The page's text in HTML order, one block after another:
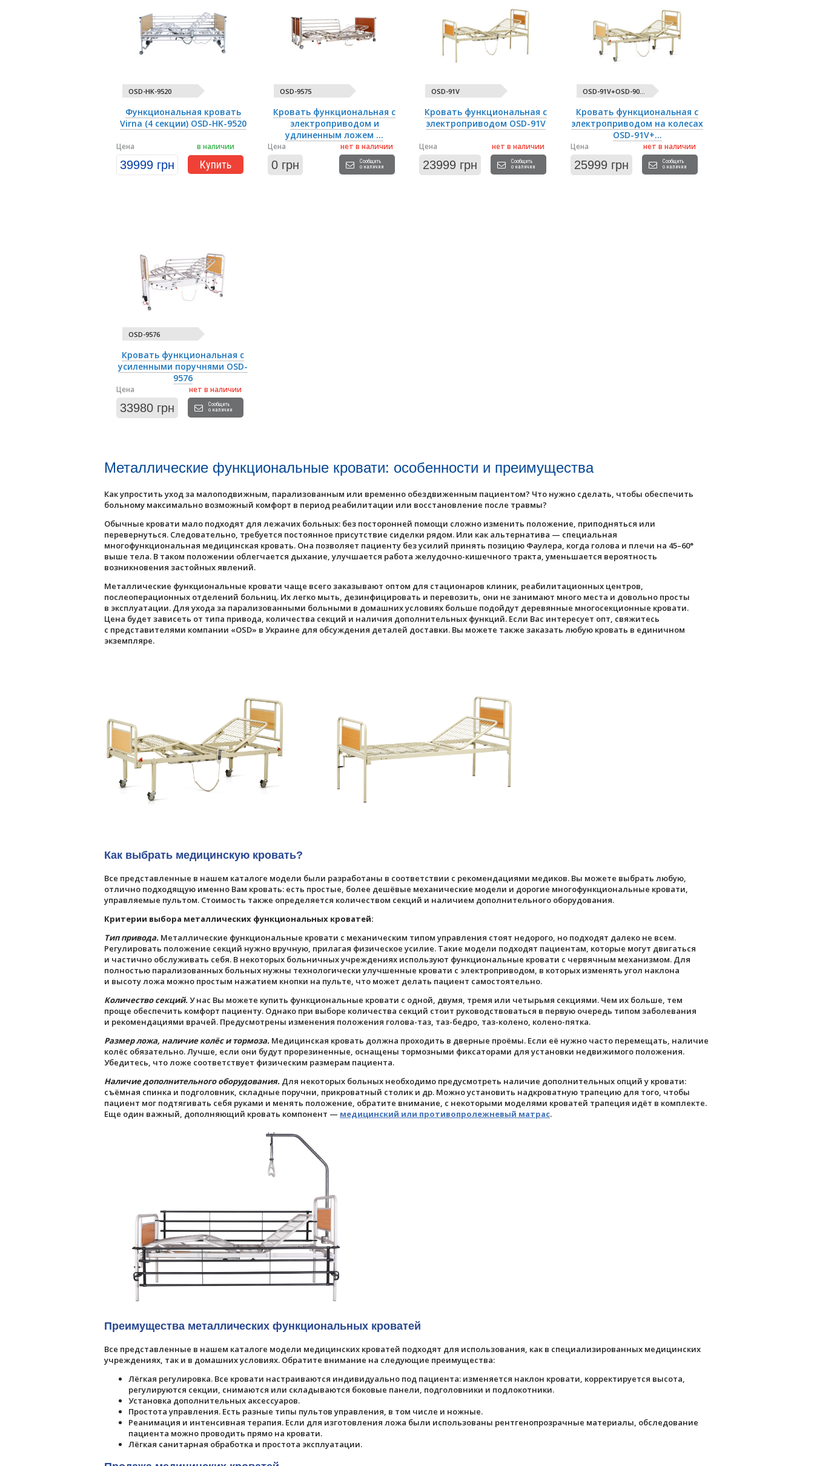
OSD-HK-9520
Функциональная кровать
Virna (4 секции) OSD-HK-9520
в наличии
Купить
Цена
39999 грн
OSD-9575
Кровать функциональная с
электроприводом и
удлиненным ложем ...
нет в наличии
Сообщить
о наличии
Цена
0 грн
OSD-91V
Кровать функциональная с
электроприводом OSD-91V
нет в наличии
Сообщить
о наличии
Цена
23999 грн
OSD-91V+OSD-90...
Кровать функциональная с
электроприводом на колесах
OSD-91V+...
нет в наличии
Сообщить
о наличии
Цена
25999 грн
OSD-9576
Кровать функциональная с
усиленными поручнями OSD-
9576
нет в наличии
Сообщить
о наличии
Цена
33980 грн
Металлические функциональные кровати: особенности и преимущества
Как упростить уход за малоподвижным, парализованным или временно обездвиженным пациентом? Что нужно сделать, чтобы обеспечить
больному максимально возможный комфорт в период реабилитации или восстановление после травмы?
Обычные кровати мало подходят для лежачих больных: без посторонней помощи сложно изменить положение, приподняться или
перевернуться. Следовательно, требуется постоянное присутствие сиделки рядом. Или как альтернатива — специальная
многофункциональная медицинская кровать. Она позволяет пациенту без усилий принять позицию Фаулера, когда голова и плечи на 45–60°
выше тела. В таком положении облегчается дыхание, улучшается работа желудочно-кишечного тракта, уменьшается вероятность
возникновения застойных явлений.
Металлические функциональные кровати чаще всего заказывают оптом для стационаров клиник, реабилитационных центров,
послеоперационных отделений больниц. Их легко мыть, дезинфицировать и перевозить, они не занимают много места и довольно просты
в эксплуатации. Для ухода за парализованными больными в домашних условиях больше подойдут деревянные многосекционные кровати.
Цена будет зависеть от типа привода, количества секций и наличия дополнительных функций. Если Вас интересует опт, свяжитесь
с представителями компании «OSD» в Украине для обсуждения деталей доставки. Вы можете также заказать любую кровать в единичном
экземпляре.
Как выбрать медицинскую кровать?
Все представленные в нашем каталоге модели были разработаны в соответствии с рекомендациями медиков. Вы можете выбрать любую,
отлично подходящую именно Вам кровать: есть простые, более дешёвые механические модели и дорогие многофункциональные кровати,
управляемые пультом. Стоимость также определяется количеством секций и наличием дополнительного оборудования.
Критерии выбора металлических функциональных кроватей:
Тип привода. Металлические функциональные кровати с механическим типом управления стоят недорого, но подходят далеко не всем.
Регулировать положение секций нужно вручную, прилагая физическое усилие. Такие модели подходят пациентам, которые могут двигаться
и частично обслуживать себя. В некоторых больничных учреждениях используют функциональные кровати с червячным механизмом. Для
полностью парализованных больных нужны технологически улучшенные кровати с электроприводом, в которых изменять угол наклона
и высоту ложа можно простым нажатием кнопки на пульте, что может делать пациент самостоятельно.
Количество секций.У нас Вы можете купить функциональные кровати с одной, двумя, тремя или четырьмя секциями. Чем их больше, тем
проще обеспечить комфорт пациенту. Однако при выборе количества секций стоит руководствоваться в первую очередь типом заболевания
и рекомендациями врачей. Предусмотрены изменения положения голова-таз, таз-бедро, таз-колено, колено-пятка.
Размер ложа, наличие колёс и тормоза. Медицинская кровать должна проходить в дверные проёмы. Если её нужно часто перемещать, наличие
колёс обязательно. Лучше, если они будут прорезиненные, оснащены тормозными фиксаторами для установки недвижимого положения.
Убедитесь, что ложе соответствует физическим размерам пациента.
Наличие дополнительного оборудования. Для некоторых больных необходимо предусмотреть наличие дополнительных опций у кровати:
съёмная спинка и подголовник, складные поручни, прикроватный столик и др. Можно установить надкроватную трапецию для того, чтобы
пациент мог подтягивать себя руками и менять положение, обратите внимание, с некоторыми моделями кроватей трапеция идёт в комплекте.
Еще один важный, дополняющий кровать компонент — медицинский или противопролежневый матрас.
Преимущества металлических функциональных кроватей
Все представленные в нашем каталоге модели медицинских кроватей подходят для использования, как в специализированных медицинских
учреждениях, так и в домашних условиях. Обратите внимание на следующие преимущества:
Лёгкая регулировка. Все кровати настраиваются индивидуально под пациента: изменяется наклон кровати, корректируется высота,
регулируются секции, снимаются или складываются боковые панели, подголовники и подлокотники.
Установка дополнительных аксессуаров.
Простота управления. Есть разные типы пультов управления, в том числе и ножные.
Реанимация и интенсивная терапия. Если для изготовления ложа были использованы рентгенопрозрачные материалы, обследование
пациента можно проводить прямо на кровати.
Лёгкая санитарная обработка и простота эксплуатации.